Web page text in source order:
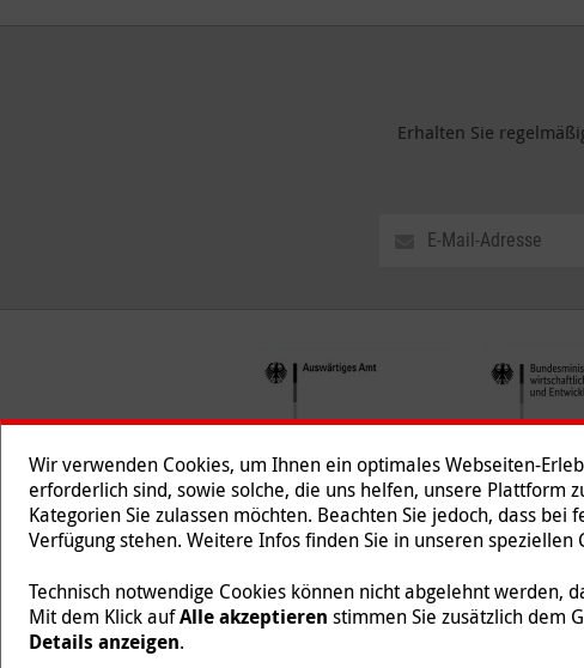
Erhalten Sie
Folgen Sie uns
Malteser International ist eine Organisationseinheit des
218/5990/0018).
Wir verwenden Cookies, um Ihnen ein optimales Webseiten-
erforderlich sind, sowie solche, die uns helfen, unsere Plattform
Kategorien Sie zulassen möchten. Beachten Sie jedoch, dass
Verfügung stehen. Weitere Infos finden Sie in unseren
Technisch notwendige Cookies können nicht abgelehnt
Mit dem Klick aufAlle akzeptieren stimmen Sie zusätzlich dem
Details anzeigen.